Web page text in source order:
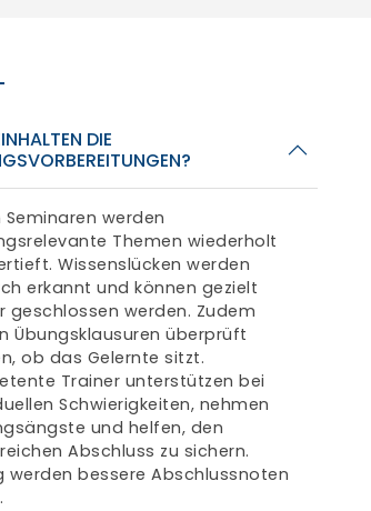
DIE
Seminaren werden
Themen wiederholt
Wissenslücken werden
erkannt und können gezielt
geschlossen werden. Zudem
Übungsklausuren überprüft
ob das Gelernte sitzt.
Trainer unterstützen bei
Schwierigkeiten, nehmen
und helfen, den
Abschluss zu sichern.
werden bessere Abschlussnoten